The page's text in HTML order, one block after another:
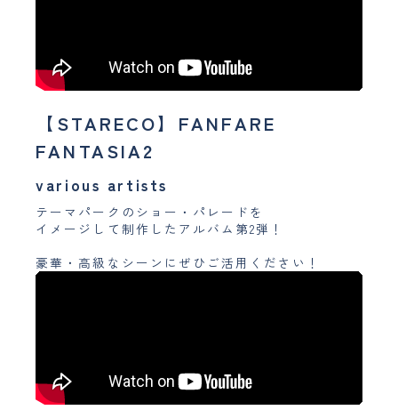
【STARECO】FANFARE
FANTASIA2
various artists
テーマパークのショー・パレードを
イメージして制作したアルバム第2弾！
豪華・高級なシーンにぜひご活用ください！